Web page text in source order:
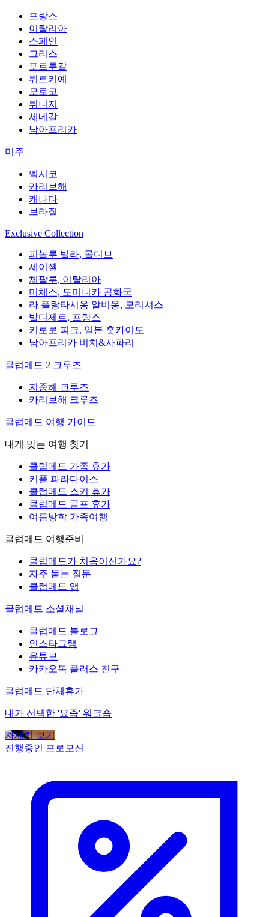
프랑스
이탈리아
스페인
그리스
포르투갈
튀르키예
모로코
튀니지
세네갈
남아프리카
미주
멕시코
카리브해
캐나다
브라질
Exclusive Collection
피놀루 빌라, 몰디브
세이셸
체팔루, 이탈리아
미체스, 도미니카 공화국
라 플랑타시옹 알비옹, 모리셔스
발디제르, 프랑스
키로로 피크, 일본 홋카이도
남아프리카 비치&사파리
클럽메드 2 크루즈
지중해 크루즈
카리브해 크루즈
클럽메드 여행 가이드
내게 맞는 여행 찾기
클럽메드 가족 휴가
커플 파라다이스
클럽메드 스키 휴가
클럽메드 골프 휴가
여름방학 가족여행
클럽메드 여행준비
클럽메드가 처음이신가요?
자주 묻는 질문
클럽메드 앱
클럽메드 소셜채널
클럽메드 블로그
인스타그램
유튜브
카카오톡 플러스 친구
클럽메드 단체휴가
내가 선택한 '요즘' 워크숍
자세히 보기
진행중인 프로모션